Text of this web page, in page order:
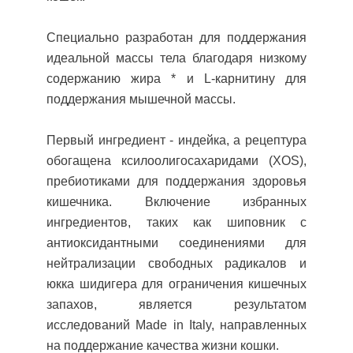
Специально разработан для поддержания
идеальной массы тела благодаря низкому
содержанию жира * и L-карнитину для
поддержания мышечной массы.
Первый ингредиент - индейка, а рецептура
обогащена ксилоолигосахаридами (XOS),
пребиотиками для поддержания здоровья
кишечника. Включение избранных
ингредиентов, таких как шиповник с
антиоксидантными соединениями для
нейтрализации свободных радикалов и
юкка шидигера для ограничения кишечных
запахов, является результатом
исследований Made in Italy, направленных
на поддержание качества жизни кошки.